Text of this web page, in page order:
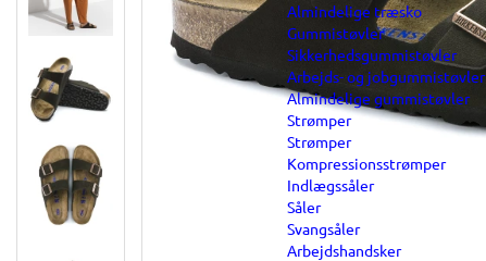
Almindelige træsko
Gummistøvler
Sikkerhedsgummistøvler
Arbejds- og jobgummistøvler
Almindelige gummistøvler
Strømper
Strømper
Kompressionsstrømper
Indlægssåler
Såler
Svangsåler
Arbejdshandsker